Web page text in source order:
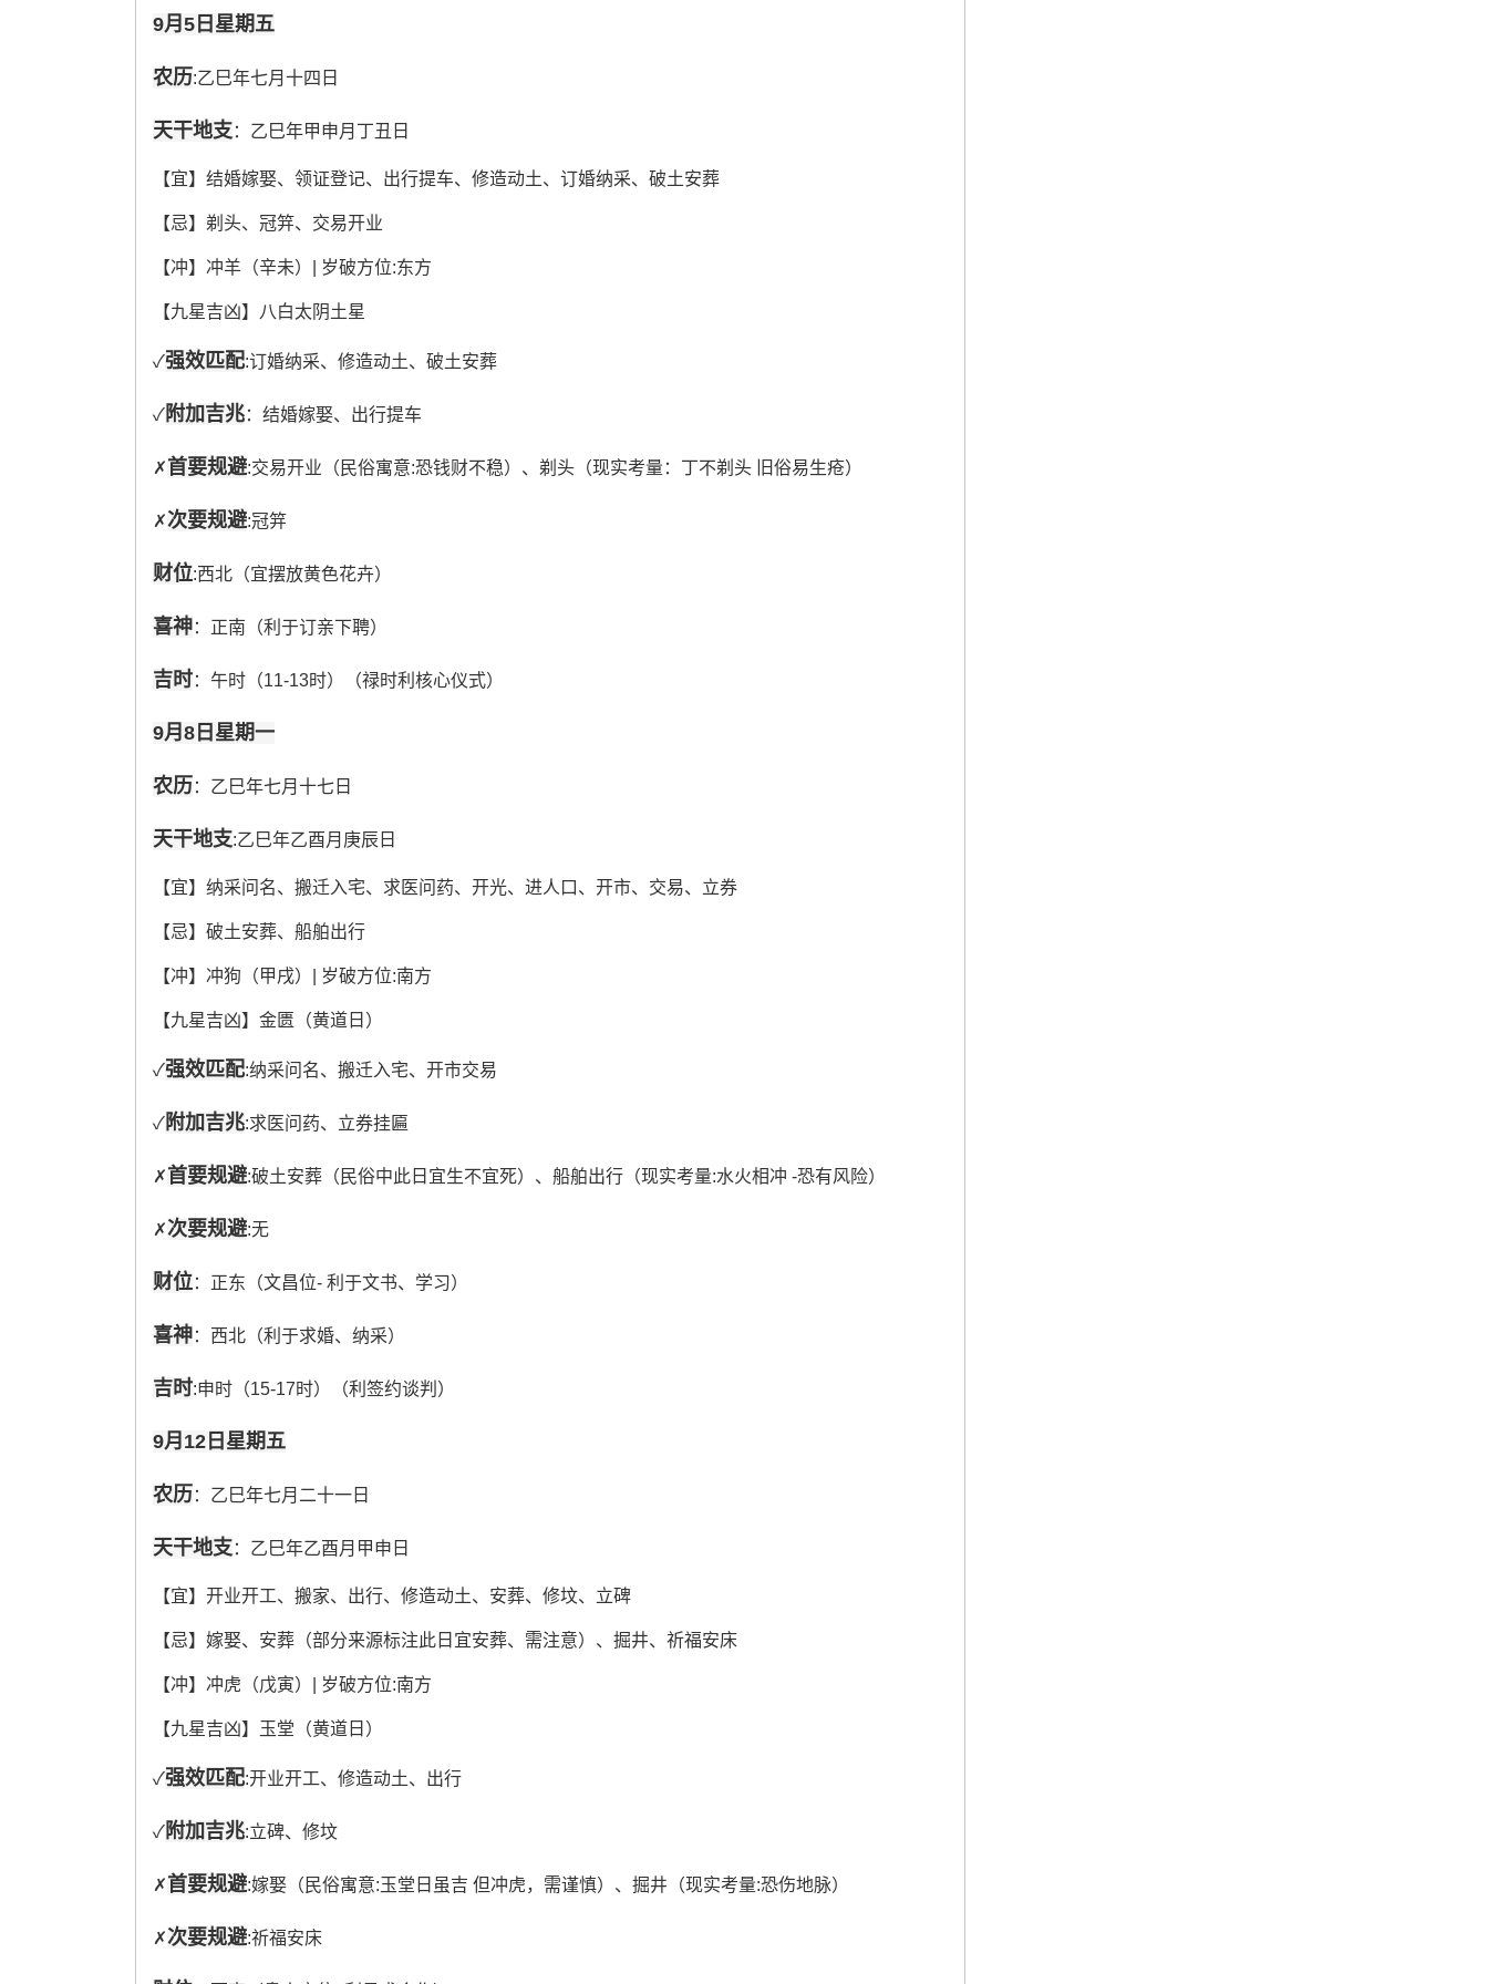
9月5日星期五
农历:乙巳年七月十四日
天干地支：乙巳年甲申月丁丑日
【宜】结婚嫁娶、领证登记、出行提车、修造动土、订婚纳采、破土安葬
【忌】剃头、冠笄、交易开业
【冲】冲羊（辛未）| 岁破方位:东方
【九星吉凶】八白太阴土星
✓强效匹配:订婚纳采、修造动土、破土安葬
✓附加吉兆：结婚嫁娶、出行提车
✗首要规避:交易开业（民俗寓意:恐钱财不稳）、剃头（现实考量：丁不剃头 旧俗易生疮）
✗次要规避:冠笄
财位:西北（宜摆放黄色花卉）
喜神：正南（利于订亲下聘）
吉时：午时（11-13时）（禄时利核心仪式）
9月8日星期一
农历：乙巳年七月十七日
天干地支:乙巳年乙酉月庚辰日
【宜】纳采问名、搬迁入宅、求医问药、开光、进人口、开市、交易、立券
【忌】破土安葬、船舶出行
【冲】冲狗（甲戌）| 岁破方位:南方
【九星吉凶】金匮（黄道日）
✓强效匹配:纳采问名、搬迁入宅、开市交易
✓附加吉兆:求医问药、立券挂匾
✗首要规避:破土安葬（民俗中此日宜生不宜死）、船舶出行（现实考量:水火相冲 -恐有风险）
✗次要规避:无
财位：正东（文昌位- 利于文书、学习）
喜神：西北（利于求婚、纳采）
吉时:申时（15-17时）（利签约谈判）
9月12日星期五
农历：乙巳年七月二十一日
天干地支：乙巳年乙酉月甲申日
【宜】开业开工、搬家、出行、修造动土、安葬、修坟、立碑
【忌】嫁娶、安葬（部分来源标注此日宜安葬、需注意）、掘井、祈福安床
【冲】冲虎（戊寅）| 岁破方位:南方
【九星吉凶】玉堂（黄道日）
✓强效匹配:开业开工、修造动土、出行
✓附加吉兆:立碑、修坟
✗首要规避:嫁娶（民俗寓意:玉堂日虽吉 但冲虎，需谨慎）、掘井（现实考量:恐伤地脉）
✗次要规避:祈福安床